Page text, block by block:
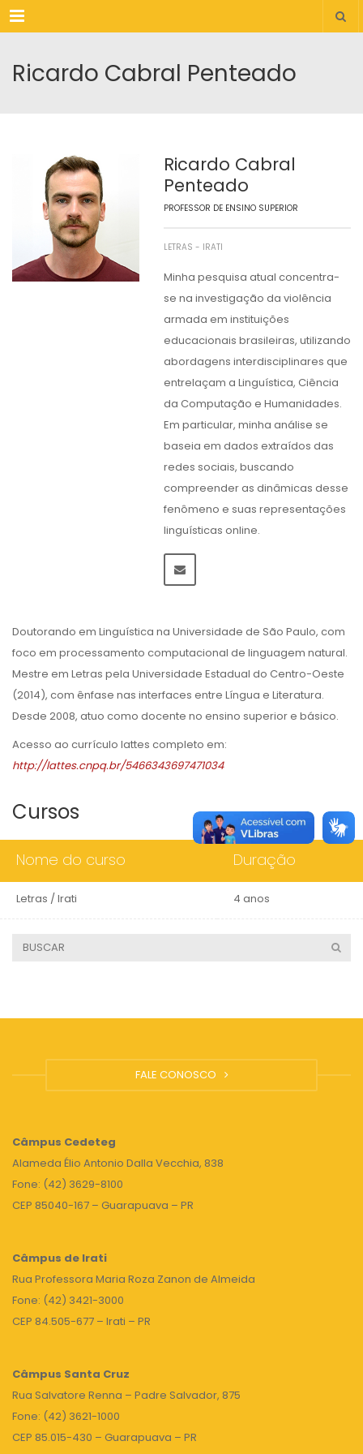
Menu
Ricardo Cabral Penteado
Ricardo Cabral
Penteado
PROFESSOR DE ENSINO SUPERIOR
LETRAS - IRATI
Minha pesquisa atual concentra-
se na investigação da violência
armada em instituições
educacionais brasileiras, utilizando
abordagens interdisciplinares que
entrelaçam a Linguística, Ciência
da Computação e Humanidades.
Em particular, minha análise se
baseia em dados extraídos das
redes sociais, buscando
compreender as dinâmicas desse
fenômeno e suas representações
linguísticas online.
Doutorando em Linguística na Universidade de São Paulo, com
foco em processamento computacional de linguagem natural.
Mestre em Letras pela Universidade Estadual do Centro-Oeste
(2014), com ênfase nas interfaces entre Língua e Literatura.
Desde 2008, atuo como docente no ensino superior e básico.
Acesso ao currículo lattes completo em:
http://lattes.cnpq.br/5466343697471034
Cursos
Nome do curso Duração
Letras / Irati 4 anos
FALE CONOSCO
Câmpus Cedeteg
Alameda Élio Antonio Dalla Vecchia, 838
Fone: (42) 3629-8100
CEP 85040-167 – Guarapuava – PR
Câmpus de Irati
Rua Professora Maria Roza Zanon de Almeida
Fone: (42) 3421-3000
CEP 84.505-677 – Irati – PR
Câmpus Santa Cruz
Rua Salvatore Renna – Padre Salvador, 875
Fone: (42) 3621-1000
CEP 85.015-430 – Guarapuava – PR